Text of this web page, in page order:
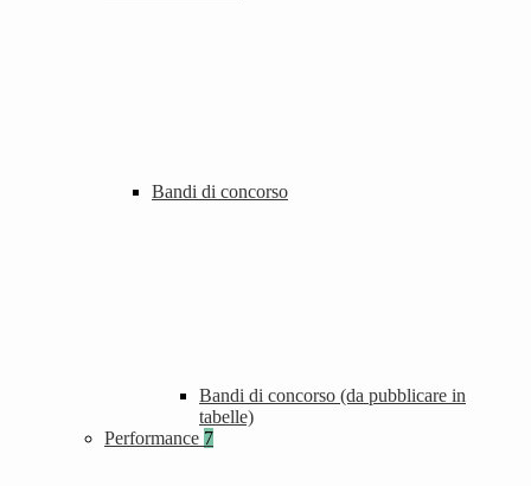
Bandi di concorso
Bandi di concorso (da pubblicare in
tabelle)
Performance 7